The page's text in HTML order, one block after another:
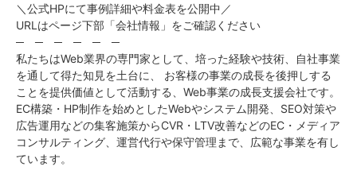
＼公式HPにて事例詳細や料金表を公開中／
URLはページ下部「会社情報」をご確認ください
─ ─ ─ ─ ─ ─
私たちはWeb業界の専門家として、培った経験や技術、自社事業
を通して得た知見を土台に、 お客様の事業の成長を後押しする
ことを提供価値として活動する、Web事業の成長支援会社です。
EC構築・HP制作を始めとしたWebやシステム開発、SEO対策や
広告運用などの集客施策からCVR・LTV改善などのEC・メディア
コンサルティング、運営代行や保守管理まで、広範な事業を有し
ています。